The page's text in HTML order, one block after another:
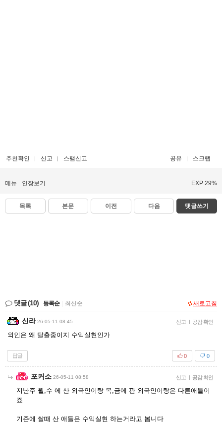
추천확인 신고 스팸신고 공유 스크랩
메뉴 인장보기 EXP 29%
목록 본문 이전 다음 댓글쓰기
댓글(10) 등록순 최신순 새로고침
신라 26-05-11 08:45 신고 공감 확인
외인은 왜 탈출중이지 수익실현인가
답글 0
0
포커소 26-05-11 08:58 신고 공감 확인
지난주 월,수 에 산 외국인이랑 목,금에 판 외국인이랑은 다른애들이
죠
기존에 쌀때 산 애들은 수익실현 하는거라고 봅니다